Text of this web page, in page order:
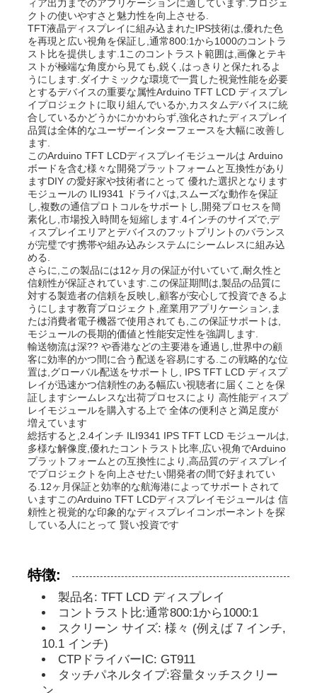
ホーム
製品
動画
私たちについて
工場見学
品質管理
ニュース
事件
TFT LCDディスプレイ
ィア出力までのアプリケーションに適しています.プロジェ
クトの使いやすさと魅力性を向上させる.
TFT液晶ディスプレイに組み込まれたIPS技術は,優れた色
を再現と広い視角を保証し,通常800:1から1000のコントラ
スト比を提供します.1このコントラスト範囲は,画像とテキ
ストが極端な角度から見ても,鋭く,はっきりと保たれるよ
うにします.ダイナミックな環境で一貫した視覚性能を必要
とするデバイスの重要な属性Arduino TFT LCD ディスプレ
イプロジェクトに取り組んでいるか,カスタムデバイスに統
合しているかどうかにかかわらず,強化されたディスプレイ
品質は全体的なユーザーインターフェースを大幅に改善し
ます.
このArduino TFT LCDディスプレイモジュールは Arduino
ボードを含む様々な開発プラットフォームと互換性があり
ますDIY の愛好家や技術者にとって 優れた選択となります
モジュールの ILI9341 ドライバは,スムーズな動作を保証
し,複数の通信プロトコルをサポートし,開発プロセスを簡
素化し,市場投入時間を短縮します.4インチのサイズで,デ
ィスプレイエリアとデバイスのフットプリントのバランス
が完璧です携帯や組み込みシステムにシームレスに組み込
める.
さらに,この製品には12ヶ月の保証が付いていて,耐久性と
信頼性が保証されています.この保証期間は,製品の品質に
対する製造者の信頼を反映し,顧客が安心して投資できるよ
うにします教育プロジェクト,産業用アプリケーション,ま
たは消費者電子機器で使用されても,この保証サポートは,
モジュールの長期的価値と性能安定性を強調します.
輸送物流は深?? や香港などの主要港を通過し,世界中の顧
客に効率的かつ間に合う配送を容易にする.この戦略的な位
置は,グローバル配送をサポートし, IPS TFT LCD ディスプ
レイが迅速かつ信頼性のある幅広い視聴者に届くことを保
証しますシームレスな出荷プロセスにより 高性能ディスプ
レイモジュールを購入する上で 全体の便利さと満足度が
増えています
総括すると,2.4インチ ILI9341 IPS TFT LCD モジュールは,
多様な解像度,優れたコントラスト比率,広い視角でArduino
プラットフォームとの互換性により,高品質のディスプレイ
でプロジェクトを向上させたい開発者の間で好まれてい
る.12ヶ月保証と効率的な航海港によってサポートされて
いますこのArduino TFT LCDディスプレイモジュールは 信
頼性と視覚的な印象的なディスプレイコンポーネントを探
している人にとって 賢い投資です
特徴:
製品名: TFT LCD ディスプレイ
コントラスト比:通常800:1から1000:1
スクリーン サイズ: 様々 (例えば 7 インチ,
10.1 インチ)
CTPドライバーIC: GT911
タッチパネルタイプ:容量タッチスクリー
ン